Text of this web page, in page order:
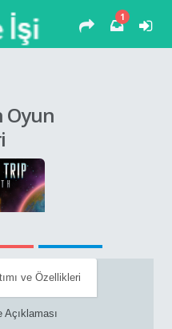
1
Oyun
ve Özellikleri
Açıklaması